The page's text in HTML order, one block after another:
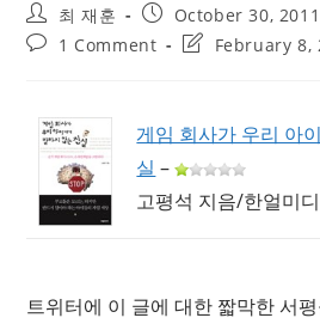
Post
author:
최 재훈
Post
published:
October 30, 2011
Post1 Comment
PostFebruary 8,
게임 회사가 우리 아
실 –
고평석 지음/한얼미
트위터에 이 글에 대한 짧막한 서